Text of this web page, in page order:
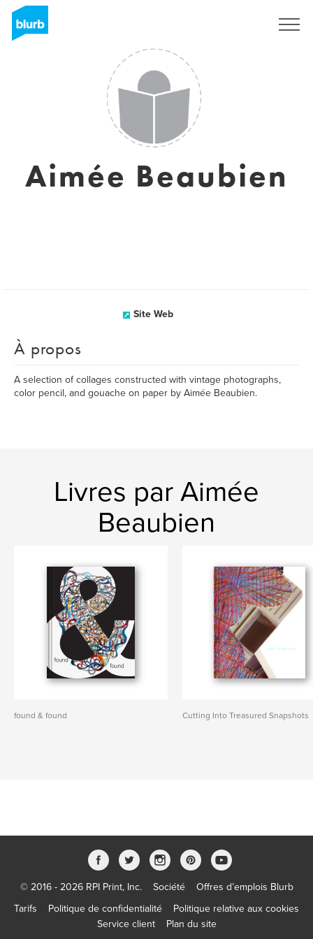
Aimée Beaubien
Site Web
À propos
A selection of collages constructed with vintage photographs,
color pencil, and gouache on paper by Aimée Beaubien.
Livres par Aimée
Beaubien
found & found Cutting Into Treasured Snapshots
© 2016 - 2026 RPI Print, Inc. Société
Offres d’emplois Blurb
Tarifs
Politique de confidentialité
Politique relative aux cookies
Service client
Plan du site